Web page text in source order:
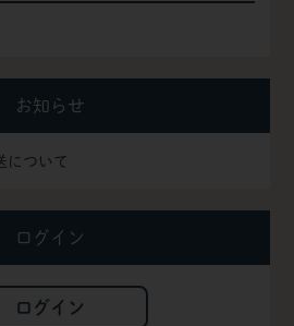
お知らせ
について
ログイン
ログイン